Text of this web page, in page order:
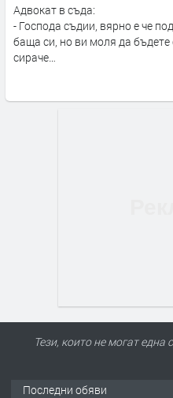
Адвокат в съда:
- Господа съдии, вярно е че
баща си, но ви моля да
сираче…
Тези, които не могат една
Последни обяви